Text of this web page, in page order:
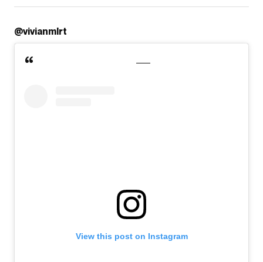
@vivianmlrt
View this post on Instagram